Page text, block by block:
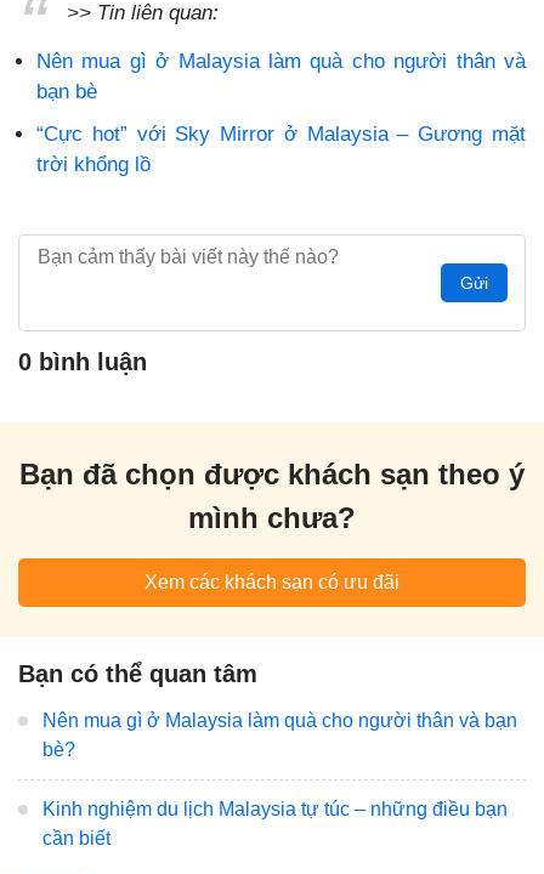
>> Tin liên quan:
Nên mua gì ở Malaysia làm quà cho người thân và
bạn bè
“Cực hot” với Sky Mirror ở Malaysia – Gương mặt
trời khổng lồ
Gửi
0 bình luận
Bạn đã chọn được khách sạn theo ý
mình chưa?
Xem các khách sạn có ưu đãi
Bạn có thể quan tâm
Nên mua gì ở Malaysia làm quà cho người thân và bạn
bè?
Kinh nghiệm du lịch Malaysia tự túc – những điều bạn
cần biết